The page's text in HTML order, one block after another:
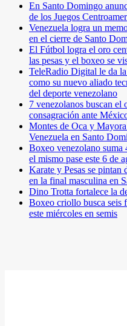
En Santo Domingo
de los Juegos
Venezuela logra un
en el cierre de Santo
El Fútbol logra el oro
las pesas y el boxeo se
TeleRadio Digital le da
como su nuevo aliado
del deporte venezolano
7 venezolanos buscan
consagración ante
Montes de Oca y
Venezuela en Santo
Boxeo venezolano
el mismo pase este 6 de
Karate y Pesas se pintan
en la final masculina en
Dino Trotta fortalece la
Boxeo criollo busca seis
este miércoles en semis